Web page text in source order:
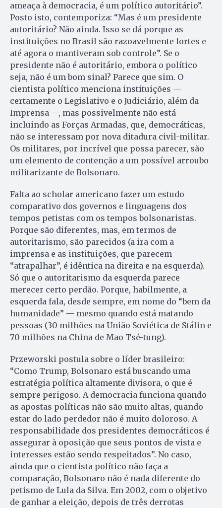
ameaça à democracia, é um político autoritário”.
Posto isto, contemporiza: “Mas é um presidente
autoritário? Não ainda. Isso se dá porque as
instituições no Brasil são razoavelmente fortes e
até agora o mantiveram sob controle”. Se o
presidente não é autoritário, embora o político
seja, não é um bom sinal? Parece que sim. O
cientista político menciona instituições —
certamente o Legislativo e o Judiciário, além da
Imprensa —, mas possivelmente não está
incluindo as Forças Armadas, que, democráticas,
não se interessam por nova ditadura civil-militar.
Os militares, por incrível que possa parecer, são
um elemento de contenção a um possível arroubo
militarizante de Bolsonaro.
Falta ao scholar americano fazer um estudo
comparativo dos governos e linguagens dos
tempos petistas com os tempos bolsonaristas.
Porque são diferentes, mas, em termos de
autoritarismo, são parecidos (a ira com a
imprensa e as instituições, que parecem
“atrapalhar”, é idêntica na direita e na esquerda).
Só que o autoritarismo da esquerda parece
merecer certo perdão. Porque, habilmente, a
esquerda fala, desde sempre, em nome do “bem da
humanidade” — mesmo quando está matando
pessoas (30 milhões na União Soviética de Stálin e
70 milhões na China de Mao Tsé-tung).
Przeworski postula sobre o líder brasileiro:
“Como Trump, Bolsonaro está buscando uma
estratégia política altamente divisora, o que é
sempre perigoso. A democracia funciona quando
as apostas políticas não são muito altas, quando
estar do lado perdedor não é muito doloroso. A
responsabilidade dos presidentes democráticos é
assegurar à oposição que seus pontos de vista e
interesses estão sendo respeitados”. No caso,
ainda que o cientista político não faça a
comparação, Bolsonaro não é nada diferente do
petismo de Lula da Silva. Em 2002, com o objetivo
de ganhar a eleição, depois de três derrotas